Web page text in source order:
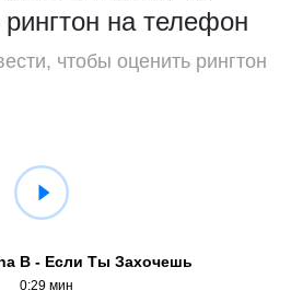
на телефон
чтобы оценить рингтон
B - Если Ты Захочешь
0:29 мин